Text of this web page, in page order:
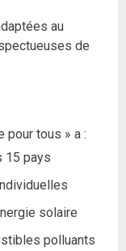
au
de
pour tous » a :
15 pays
solaire
polluants